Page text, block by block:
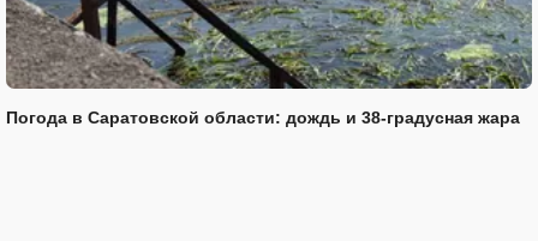
Погода в Саратовской области: дождь и 38-градусная жара